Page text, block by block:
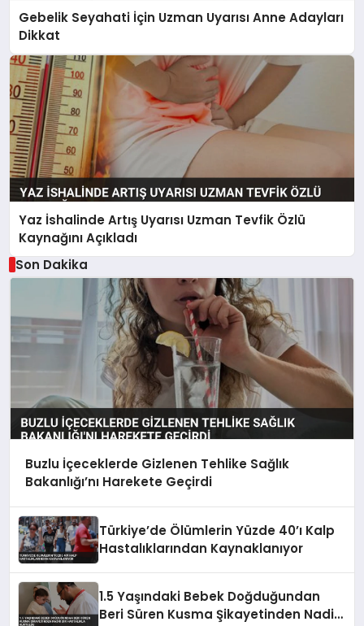
Gebelik Seyahati İçin Uzman Uyarısı Anne Adayları
Dikkat
Yaz İshalinde Artış Uyarısı Uzman Tevfik Özlü
Kaynağını Açıkladı
Son Dakika
Buzlu İçeceklerde Gizlenen Tehlike Sağlık
Bakanlığı’nı Harekete Geçirdi
Türkiye’de Ölümlerin Yüzde 40’ı Kalp
Hastalıklarından Kaynaklanıyor
1.5 Yaşındaki Bebek Doğduğundan
Beri Süren Kusma Şikayetinden Nadir